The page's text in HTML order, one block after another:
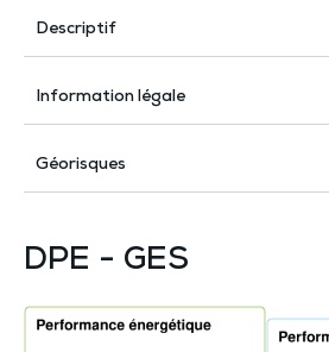
Descriptif
Information légale
Géorisques
DPE - GES